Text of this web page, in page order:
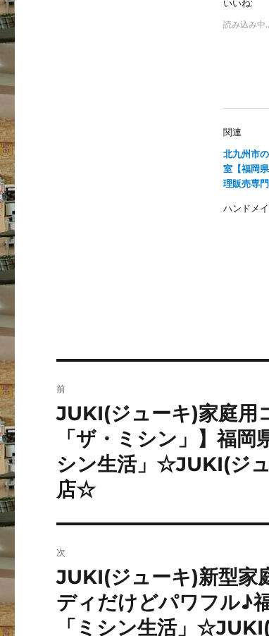
t
e
ウ
ド
で
開
き
ま
す
いいね:
読み込み中
関連
北九州市
室【福岡
理販売専
ハンドメ
稿
ナ
ビ
ゲ
ー
シ
ョ
ン
前
前
稿:
JUKI(ジューキ)家庭用
「ザ・ミシン」】福
シン生活」☆JUKI(ジ
店☆
次
次
の
投
稿:
JUKI(ジューキ)新型家
ディだけどパワフル♪
「ミシン生活」